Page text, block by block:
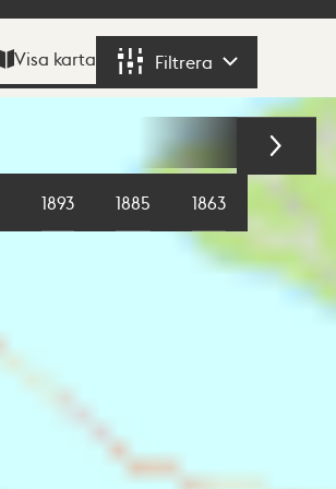
Visa karta Filtrera
1893 1885 1863 1855